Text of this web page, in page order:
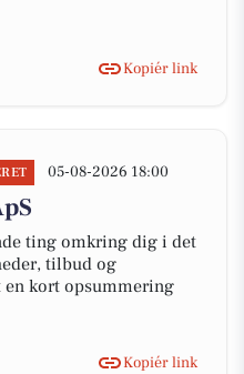
Kopiér link
05-08-2026 18:00
ting omkring dig i det
tilbud og
en kort opsummering
Kopiér link